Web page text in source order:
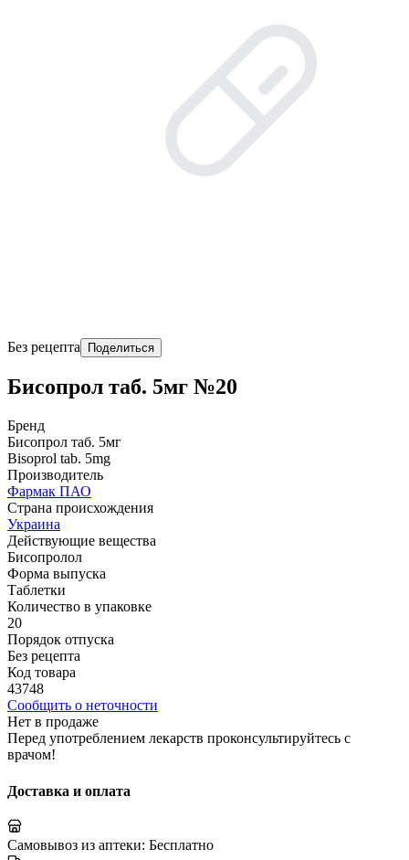
Без рецепта Поделиться
Бисопрол таб. 5мг №20
Бренд
Бисопрол таб. 5мг
Bisoprol tab. 5mg
Производитель
Фармак ПАО
Страна происхождения
Украина
Действующие вещества
Бисопролол
Форма выпуска
Таблетки
Количество в упаковке
20
Порядок отпуска
Без рецепта
Код товара
43748
Сообщить о неточности
Нет в продаже
Перед употреблением лекарств проконсультируйтесь с
врачом!
Доставка и оплата
Самовывоз из аптеки: Бесплатно